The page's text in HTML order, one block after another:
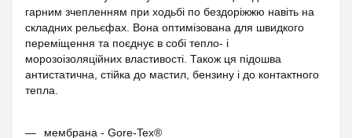
гарним зчепленням при ходьбі по бездоріжжю навіть на
складних рельєфах. Вона оптимізована для швидкого
переміщення та поєднує в собі тепло- і
морозоізоляційних властивості. Також ця підошва
антистатична, стійка до мастил, бензину і до контактного
тепла.
мембрана - Gore-Tex®